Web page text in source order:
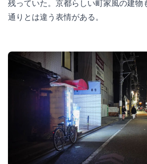
残っていた。京都らしい町家風の建物
通りとは違う表情がある。